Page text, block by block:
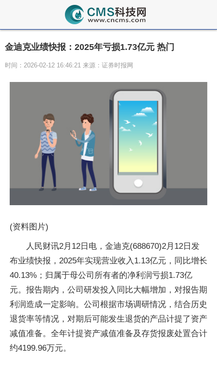
金迪克业绩快报：2025年亏损1.73亿元 热门
时间：2026-02-12 16:46:21 来源：证券时报网
(资料图片)
人民财讯2月12日电，金迪克(688670)2月12日发
布业绩快报，2025年实现营业收入1.13亿元，同比增长
40.13%；归属于母公司所有者的净利润亏损1.73亿
元。报告期内，公司研发投入同比大幅增加，对报告期
利润造成一定影响。公司根据市场调研情况，结合历史
退货率等情况，对期后可能发生退货的产品计提了资产
减值准备。全年计提资产减值准备及存货报废处置合计
约4199.96万元。